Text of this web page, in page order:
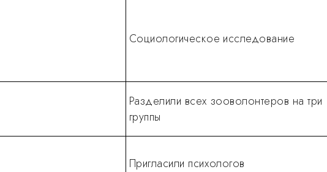
Социологическое исследование
Разделили всех зооволонтеров на три
группы
Пригласили психологов